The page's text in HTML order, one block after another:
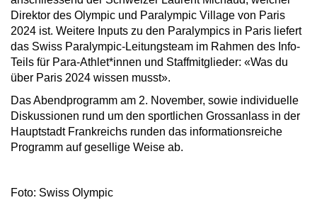
Direktor des Olympic und Paralympic Village von Paris
2024 ist. Weitere Inputs zu den Paralympics in Paris liefert
das Swiss Paralympic-Leitungsteam im Rahmen des Info-
Teils für Para-Athlet*innen und Staffmitglieder: «Was du
über Paris 2024 wissen musst».
Das Abendprogramm am 2. November, sowie individuelle
Diskussionen rund um den sportlichen Grossanlass in der
Hauptstadt Frankreichs runden das informationsreiche
Programm auf gesellige Weise ab.
Foto: Swiss Olympic